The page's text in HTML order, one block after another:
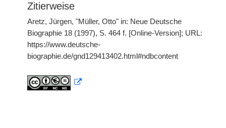
Zitierweise
Aretz, Jürgen, "Müller, Otto" in: Neue Deutsche
Biographie 18 (1997), S. 464 f. [Online-Version]; URL:
https://www.deutsche-
biographie.de/gnd129413402.html#ndbcontent